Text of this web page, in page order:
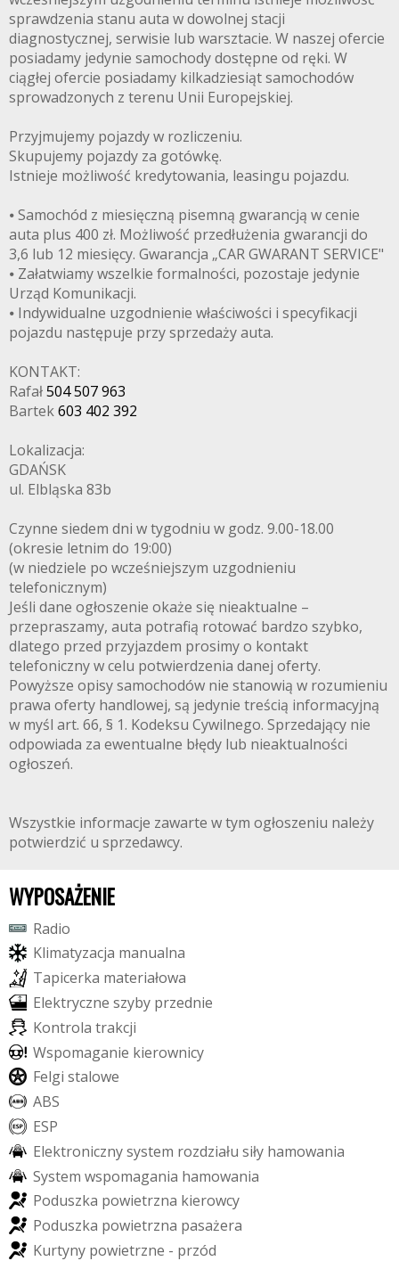
sprawdzenia stanu auta w dowolnej stacji
diagnostycznej, serwisie lub warsztacie. W naszej ofercie
posiadamy jedynie samochody dostępne od ręki. W
ciągłej ofercie posiadamy kilkadziesiąt samochodów
sprowadzonych z terenu Unii Europejskiej.
Przyjmujemy pojazdy w rozliczeniu.
Skupujemy pojazdy za gotówkę.
Istnieje możliwość kredytowania, leasingu pojazdu.
⦁ Samochód z miesięczną pisemną gwarancją w cenie
auta plus 400 zł. Możliwość przedłużenia gwarancji do
3,6 lub 12 miesięcy. Gwarancja „CAR GWARANT SERVICE"
⦁ Załatwiamy wszelkie formalności, pozostaje jedynie
Urząd Komunikacji.
⦁ Indywidualne uzgodnienie właściwości i specyfikacji
pojazdu następuje przy sprzedaży auta.
KONTAKT:
Rafał504 507 963
Bartek603 402 392
Lokalizacja:
GDAŃSK
ul. Elbląska 83b
Czynne siedem dni w tygodniu w godz. 9.00-18.00
(okresie letnim do 19:00)
(w niedziele po wcześniejszym uzgodnieniu
telefonicznym)
Jeśli dane ogłoszenie okaże się nieaktualne –
przepraszamy, auta potrafią rotować bardzo szybko,
dlatego przed przyjazdem prosimy o kontakt
telefoniczny w celu potwierdzenia danej oferty.
Powyższe opisy samochodów nie stanowią w rozumieniu
prawa oferty handlowej, są jedynie treścią informacyjną
w myśl art. 66, § 1. Kodeksu Cywilnego. Sprzedający nie
odpowiada za ewentualne błędy lub nieaktualności
ogłoszeń.
Wszystkie informacje zawarte w tym ogłoszeniu należy
potwierdzić u sprzedawcy.
WYPOSAŻENIE
Radio
Klimatyzacja manualna
Tapicerka materiałowa
Elektryczne szyby przednie
Kontrola trakcji
Wspomaganie kierownicy
Felgi stalowe
ABS
ESP
Elektronicznysystem rozdziału siły hamowania
System wspomagania hamowania
Poduszka powietrzna kierowcy
Poduszka powietrzna pasażera
Kurtyny powietrzne - przód